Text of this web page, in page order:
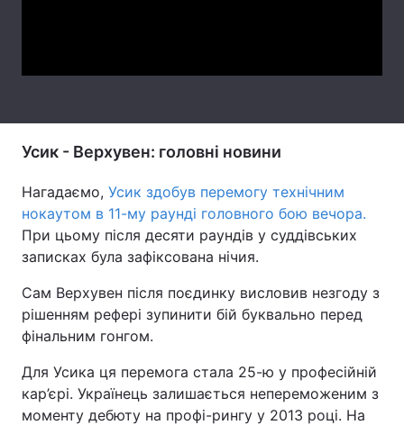
Тема оформлення
Усик - Верхувен: головні новини
Нагадаємо, Усик здобув перемогу технічним
нокаутом в 11-му раунді головного бою вечора.
При цьому після десяти раундів у суддівських
записках була зафіксована нічия.
Сам Верхувен після поєдинку висловив незгоду з
рішенням рефері зупинити бій буквально перед
фінальним гонгом.
Для Усика ця перемога стала 25-ю у професійній
кар’єрі. Українець залишається непереможеним з
моменту дебюту на профі-рингу у 2013 році. На